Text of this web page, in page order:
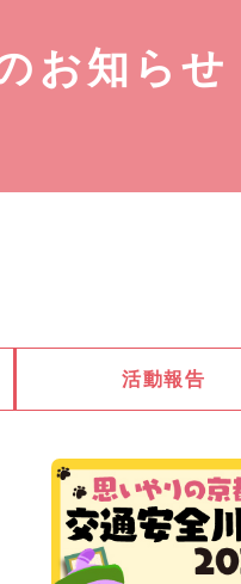
講習時間
お知らせ
活動報告